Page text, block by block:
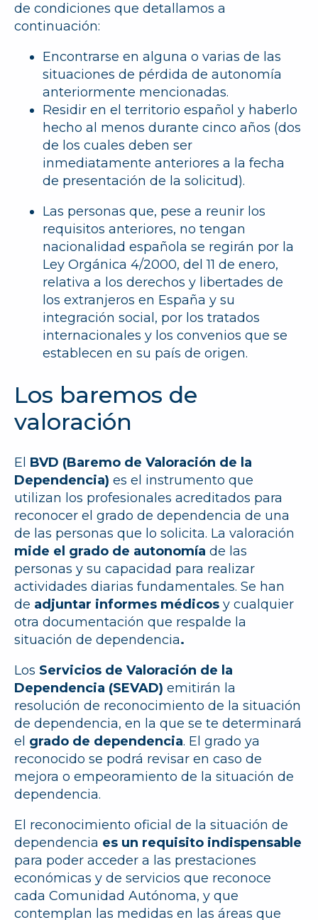
de condiciones que detallamos a
continuación:
Encontrarse en alguna o varias de las
situaciones de pérdida de autonomía
anteriormente mencionadas.
Residir en el territorio español y haberlo
hecho al menos durante cinco años (dos
de los cuales deben ser
inmediatamente anteriores a la fecha
de presentación de la solicitud).
Las personas que, pese a reunir los
requisitos anteriores, no tengan
nacionalidad española se regirán por la
Ley Orgánica 4/2000, del 11 de enero,
relativa a los derechos y libertades de
los extranjeros en España y su
integración social, por los tratados
internacionales y los convenios que se
establecen en su país de origen.
Los baremos de
valoración
El BVD (Baremo de Valoración de la
Dependencia) es el instrumento que
utilizan los profesionales acreditados para
reconocer el grado de dependencia de una
de las personas que lo solicita. La valoración
mide el grado de autonomía de las
personas y su capacidad para realizar
actividades diarias fundamentales. Se han
de adjuntar informes médicos y cualquier
otra documentación que respalde la
situación de dependencia.
Los Servicios de Valoración de la
Dependencia (SEVAD) emitirán la
resolución de reconocimiento de la situación
de dependencia, en la que se te determinará
el grado de dependencia. El grado ya
reconocido se podrá revisar en caso de
mejora o empeoramiento de la situación de
dependencia.
El reconocimiento oficial de la situación de
dependencia es un requisito indispensable
para poder acceder a las prestaciones
económicas y de servicios que reconoce
cada Comunidad Autónoma, y que
contemplan las medidas en las áreas que